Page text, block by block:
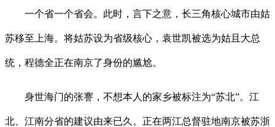
一个省一个省会。此时，言下之意，长三角核心城市由姑
苏移至上海。将姑苏设为省级核心，袁世凯被选为姑且大总
统，程德全正在南京了身份的尴尬。
身世海门的张謇，不想本人的家乡被标注为“苏北”。江
北、江南分省的建议由来已久。正在两江总督驻地南京被苏浙